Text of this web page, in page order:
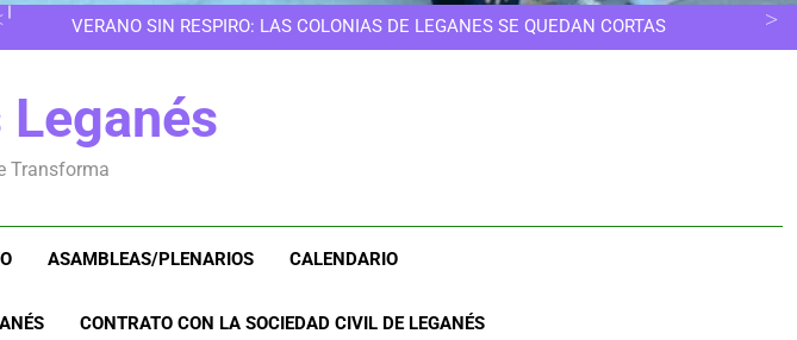
EN LAS ESCUELAS INFANTILES SE EDUCA, NO SE GUARDA
VERANO SIN RESPIRO: LAS COLONIAS DE LEGANÉS SE QUEDAN CORTAS
NOS MERECEMOS UNA CIUDAD MÁS LIMPIA
VERANO SIN RESPIRO: LAS COLONIAS DE LEGANÉS SE QUEDAN CORTAS
Transforma
ASAMBLEAS/PLENARIOS CALENDARIO
CONTRATO CON LA SOCIEDAD CIVIL DE LEGANÉS